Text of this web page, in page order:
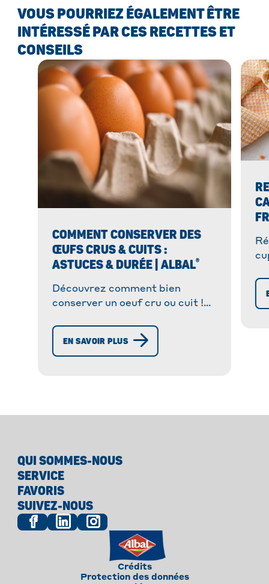
VOUS POURRIEZ ÉGALEMENT ÊTRE
INTÉRESSÉ PAR CES RECETTES ET
CONSEILS
COMMENT CONSERVER DES
ŒUFS CRUS & CUITS :
ASTUCES & DURÉE | ALBAL®
Découvrez comment bien
conserver un oeuf cru ou cuit !
conservation avec Albal
EN SAVOIR PLUS
QUI SOMMES-NOUS
SERVICE
FAVORIS
SUIVEZ-NOUS
Crédits
Protection des données